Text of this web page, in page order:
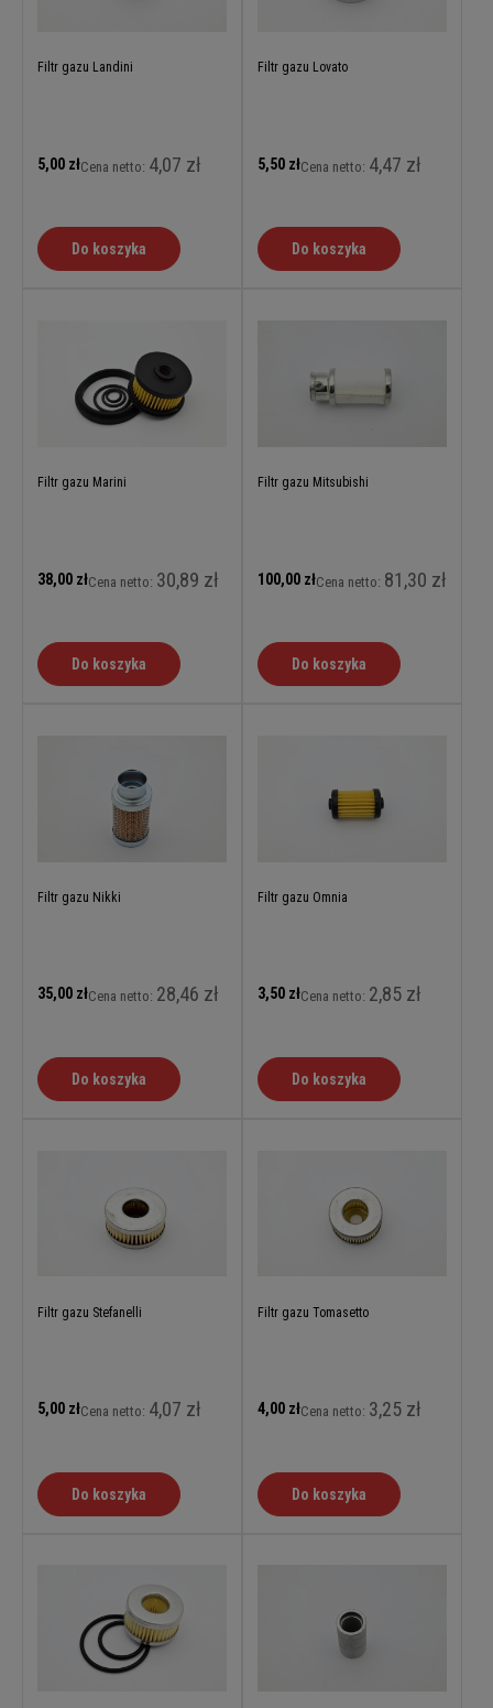
Filtr gazu Landini
5,00 złCena netto: 4,07 zł
Do koszyka
Filtr gazu Lovato
5,50 złCena netto: 4,47 zł
Do koszyka
Filtr gazu Marini
38,00 złCena netto: 30,89 zł
Do koszyka
Filtr gazu Mitsubishi
100,00 złCena netto: 81,30 zł
Do koszyka
Filtr gazu Nikki
35,00 złCena netto: 28,46 zł
Do koszyka
Filtr gazu Omnia
3,50 złCena netto: 2,85 zł
Do koszyka
Filtr gazu Stefanelli
5,00 złCena netto: 4,07 zł
Do koszyka
Filtr gazu Tomasetto
4,00 złCena netto: 3,25 zł
Do koszyka